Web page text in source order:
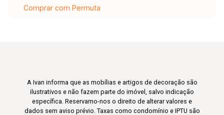
Comprar com Permuta
A Ivan informa que as mobílias e artigos de decoração são
ilustrativos e não fazem parte do imóvel, salvo indicação
específica. Reservamo-nos o direito de alterar valores e
dados sem aviso prévio. Taxas como condomínio e IPTU são